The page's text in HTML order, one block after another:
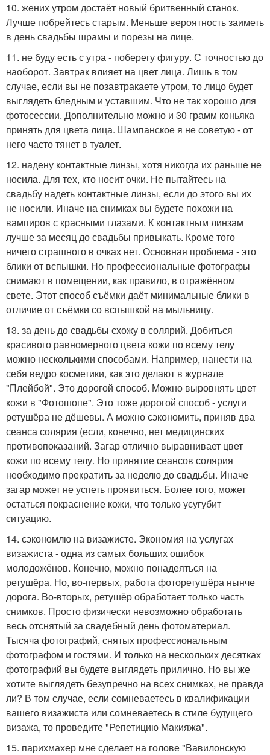
10. жених утром достаёт новый бритвенный станок.
Лучше побрейтесь старым. Меньше вероятность заиметь
в день свадьбы шрамы и порезы на лице.
11. не буду есть с утра - поберегу фигуру. С точностью до
наоборот. Завтрак влияет на цвет лица. Лишь в том
случае, если вы не позавтракаете утром, то лицо будет
выглядеть бледным и уставшим. Что не так хорошо для
фотосессии. Дополнительно можно и 30 грамм коньяка
принять для цвета лица. Шампанское я не советую - от
него часто тянет в туалет.
12. надену контактные линзы, хотя никогда их раньше не
носила. Для тех, кто носит очки. Не пытайтесь на
свадьбу надеть контактные линзы, если до этого вы их
не носили. Иначе на снимках вы будете похожи на
вампиров с красными глазами. К контактным линзам
лучше за месяц до свадьбы привыкать. Кроме того
ничего страшного в очках нет. Основная проблема - это
блики от вспышки. Но профессиональные фотографы
снимают в помещении, как правило, в отражённом
свете. Этот способ съёмки даёт минимальные блики в
отличие от съёмки со вспышкой на мыльницу.
13. за день до свадьбы схожу в солярий. Добиться
красивого равномерного цвета кожи по всему телу
можно несколькими способами. Например, нанести на
себя ведро косметики, как это делают в журнале
"Плейбой". Это дорогой способ. Можно выровнять цвет
кожи в "Фотошопе". Это тоже дорогой способ - услуги
ретушёра не дёшевы. А можно сэкономить, приняв два
сеанса солярия (если, конечно, нет медицинских
противопоказаний. Загар отлично выравнивает цвет
кожи по всему телу. Но принятие сеансов солярия
необходимо прекратить за неделю до свадьбы. Иначе
загар может не успеть проявиться. Более того, может
остаться покраснение кожи, что только усугубит
ситуацию.
14. сэкономлю на визажисте. Экономия на услугах
визажиста - одна из самых больших ошибок
молодожёнов. Конечно, можно понадеяться на
ретушёра. Но, во-первых, работа фоторетушёра нынче
дорога. Во-вторых, ретушёр обработает только часть
снимков. Просто физически невозможно обработать
весь отснятый за свадебный день фотоматериал.
Тысяча фотографий, снятых профессиональным
фотографом и гостями. И только на нескольких десятках
фотографий вы будете выглядеть прилично. Но вы же
хотите выглядеть безупречно на всех снимках, не правда
ли? В том случае, если сомневаетесь в квалификации
вашего визажиста или сомневаетесь в стиле будущего
визажа, то проведите "Репетицию Макияжа".
15. парихмахер мне сделает на голове "Вавилонскую